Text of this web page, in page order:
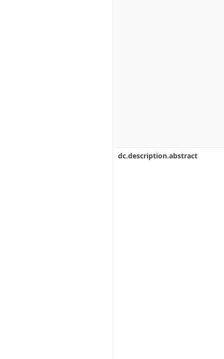
dc.description.abstract